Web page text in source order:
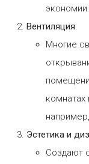
экономии
Вентиляция:
Многие
Эстетика и
Создают